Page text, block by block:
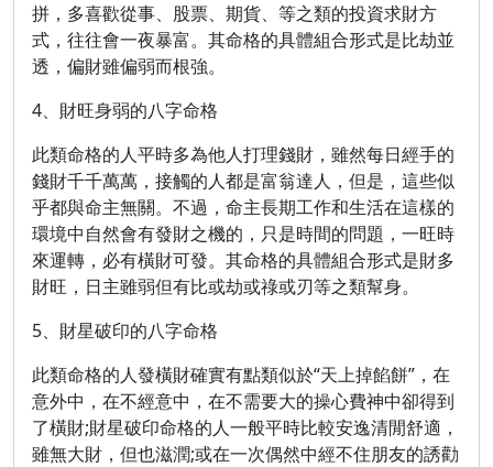
拼，多喜歡從事、股票、期貨、等之類的投資求財方
式，往往會一夜暴富。其命格的具體組合形式是比劫並
透，偏財雖偏弱而根強。
4、財旺身弱的八字命格
此類命格的人平時多為他人打理錢財，雖然每日經手的
錢財千千萬萬，接觸的人都是富翁達人，但是，這些似
乎都與命主無關。不過，命主長期工作和生活在這樣的
環境中自然會有發財之機的，只是時間的問題，一旺時
來運轉，必有橫財可發。其命格的具體組合形式是財多
財旺，日主雖弱但有比或劫或祿或刃等之類幫身。
5、財星破印的八字命格
此類命格的人發橫財確實有點類似於“天上掉餡餅”，在
意外中，在不經意中，在不需要大的操心費神中卻得到
了橫財;財星破印命格的人一般平時比較安逸清閒舒適，
雖無大財，但也滋潤;或在一次偶然中經不住朋友的誘勸